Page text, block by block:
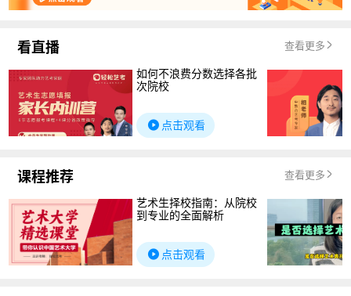
看直播 查看更多
如何不浪费分数选择各批
次院校
点击观看
课程推荐 查看更多
艺术生择校指南：从院校
到专业的全面解析
点击观看